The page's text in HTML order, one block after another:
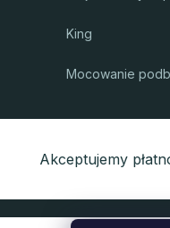
King
Mocowanie
Akceptujemy